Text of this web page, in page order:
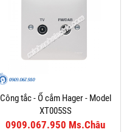
Công tắc - Ổ cắm Hager - Model
XT005SS
0909.067.950 Ms.Châu